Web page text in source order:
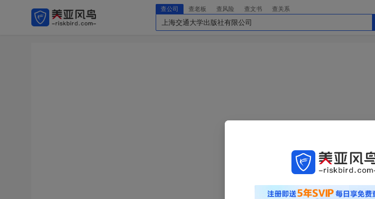
查公司 查老板 查风险 查文书 查关系
明日0点自动恢复查询额度